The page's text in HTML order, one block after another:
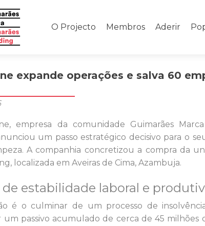
o
O Projecto Membros Aderir
expande operações e salva 60
empresa da comunidade Guimarães
um passo estratégico decisivo para o
A companhia concretizou a compra da
localizada em Aveiras de Cima, Azambuja.
de estabilidade laboral e
é o culminar de um processo de
um passivo acumulado de cerca de 45 milhões